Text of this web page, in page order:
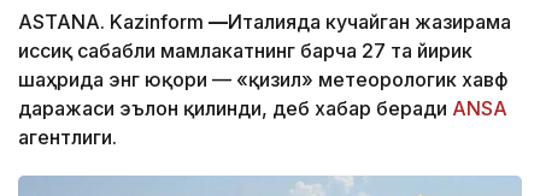
ASTANA. Kazinform —Италияда кучайган жазирама
иссиқ сабабли мамлакатнинг барча 27 та йирик
шаҳрида энг юқори — «қизил» метеорологик хавф
даражаси эълон қилинди, деб хабар беради ANSA
агентлиги.